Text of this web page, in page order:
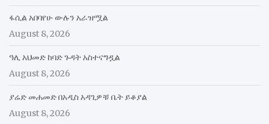
ፋሲል አበባየሁ ውሉን አራዝሟል
August 8, 2026
ዓሊ አህመድ ከባድ ጉዳት አስተናግዷል
August 8, 2026
ያሬድ መሐመድ በአዲስ አዳጊዎቹ ቤት ይቆያል
August 8, 2026